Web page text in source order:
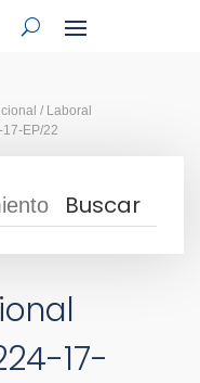
/ Laboral
EP/22
17-